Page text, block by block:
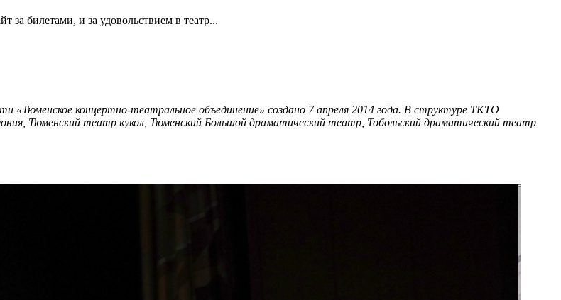
за билетами, и за удовольствием в театр...
«Тюменское концертно-театральное объединение» создано 7 апреля 2014 года. В структуре ТКТО
Тюменский театр кукол, Тюменский Большой драматический театр, Тобольский драматический театр